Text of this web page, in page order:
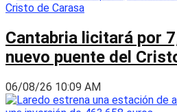
Cantabria licitará por
nuevo puente del
06/08/26 10:09 AM